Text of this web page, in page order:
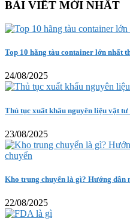
BÀI VIẾT MỚI NHẤT
Top 10 hãng tàu container lớn nhất
24/08/2025
Thủ tục xuất khẩu nguyên liệu vật
23/08/2025
Kho trung chuyển là gì? Hướng dẫn
22/08/2025